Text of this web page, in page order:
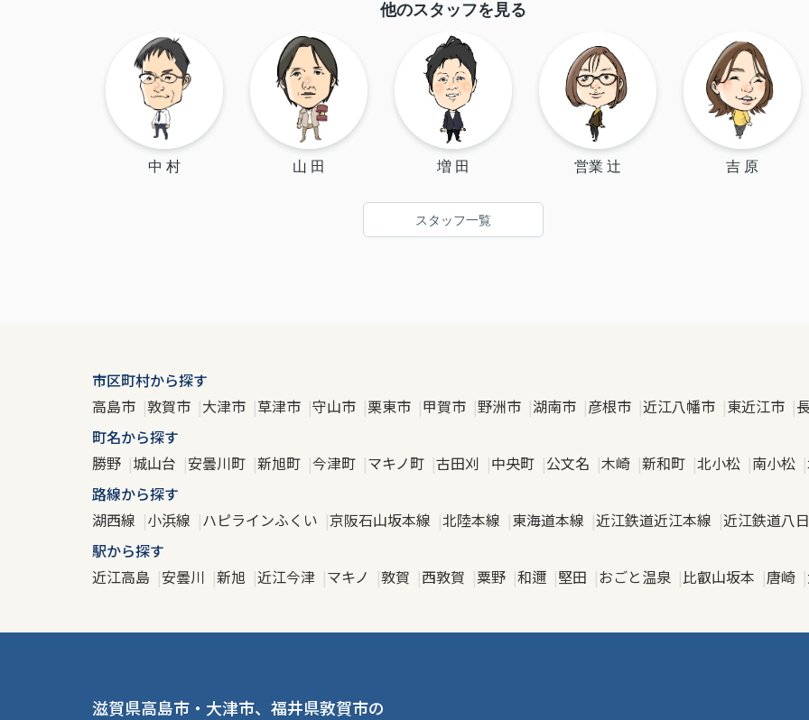
他のスタッフを見る
中 村 山 田 増 田 営業 辻 吉 原
スタッフ一覧
市区町村から探す
高島市 敦賀市 大津市 草津市 守山市 栗東市 甲賀市 野洲市 湖南市 彦根市 近江八幡市 東近江市
町名から探す
勝野 城山台 安曇川町 新旭町 今津町 マキノ町 古田刈 中央町 公文名 木崎 新和町 北小松 南小松
路線から探す
湖西線
小浜線 ハピラインふくい 京阪石山坂本線 北陸本線 東海道本線 近江鉄道近江本線 近江鉄道八
駅から探す
近江高島 安曇川 新旭 近江今津 マキノ 敦賀 西敦賀 粟野 和邇 堅田 おごと温泉 比叡山坂本 唐崎
滋賀県高島市・大津市、福井県敦賀市の